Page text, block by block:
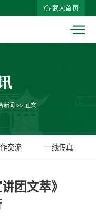
武大首页
新闻 >> 正文
交流 一线传真
团文萃》